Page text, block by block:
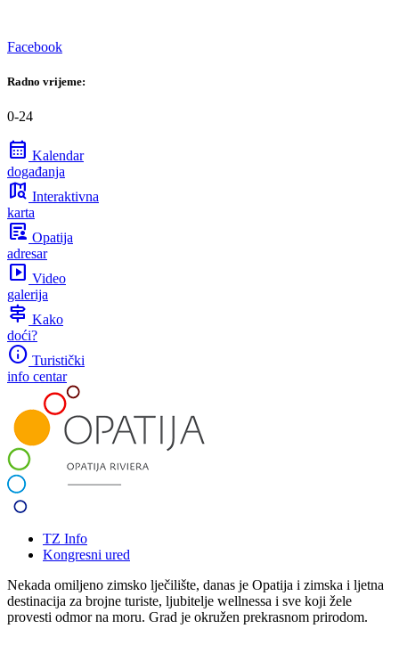
Facebook
Radno vrijeme:
0-24
calendar_month Kalendar
događanja
map_search Interaktivna
karta
article_person Opatija
adresar
slideshow Video
galerija
signpost Kako
doći?
info Turistički
info centar
TZ Info
Kongresni ured
Nekada omiljeno zimsko lječilište, danas je Opatija i zimska i ljetna
destinacija za brojne turiste, ljubitelje wellnessa i sve koji žele
provesti odmor na moru. Grad je okružen prekrasnom prirodom.